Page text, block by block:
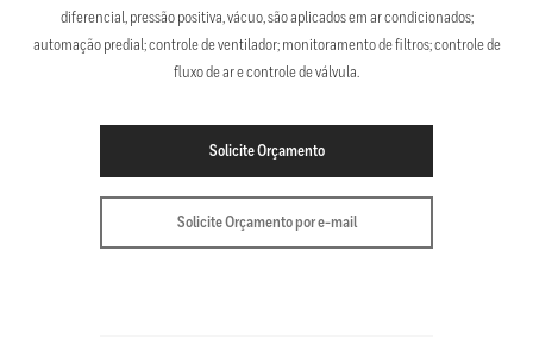
diferencial, pressão positiva, vácuo, são aplicados em ar condicionados;
automação predial; controle de ventilador; monitoramento de filtros; controle de
fluxo de ar e controle de válvula.
Solicite Orçamento
Solicite Orçamento por e-mail